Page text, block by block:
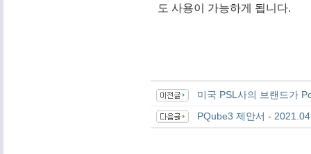
도 사용이 가능하게 됩니다.
미국 PSL사의 브랜드가
PQube3 제안서 -